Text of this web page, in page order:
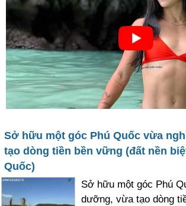
Sở hữu một góc Phú Quốc vừa
tạo dòng tiền bền vững (đất nền
Quốc)
Sở hữu một góc Phú
dưỡng, vừa tạo dòng